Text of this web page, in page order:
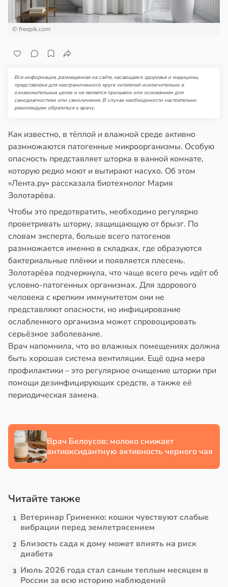
в20:58
в19:27
© freepik.com
Вся информация, размещенная на сайте, касающаяся здоровья и медицины,
представлена для неограниченного круга читателей исключительно в
ознакомительных целях и не является призывом или основанием для
самодиагностики или самолечения. В случае необходимости настоятельно
рекомендуем обратиться к врачу.
Как известно, в тёплой и влажной среде активно
размножаются патогенные микроорганизмы. Особую
опасность представляет шторка в ванной комнате,
которую редко моют и вытирают насухо. Об этом
«Лента.ру» рассказала биотехнолог Мария
Золотарёва.
Чтобы это предотвратить, необходимо регулярно
проветривать шторку, защищающую от брызг. По
словам эксперта, больше всего патогенов
размножается именно в складках, где образуются
бактериальные плёнки и появляется плесень.
Золотарёва подчеркнула, что чаще всего речь идёт об
условно-патогенных организмах. Для здорового
человека с крепким иммунитетом они не
представляют опасности, но инфицирование
ослабленного организма может спровоцировать
серьёзное заболевание.
Врач напомнила, что во влажных помещениях должна
быть хорошая система вентиляции. Ещё одна мера
профилактики – это регулярное очищение шторки при
помощи дезинфицирующих средств, а также её
периодическая замена.
Врач Белоусов: молоко снижает
антиоксидантную активность черного чая
Читайте также
1 Ветеринар Гриненко: кошки чувствуют слабые
вибрации перед землетрясением
2 Близость сада к дому может влиять на риск
диабета
3 Июль 2026 года стал самым теплым месяцем в
России за всю историю наблюдений
20:45
20:38